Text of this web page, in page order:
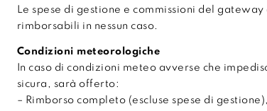
Le spese di gestione e commissioni del
rimborsabili in nessun caso.
Condizioni meteorologiche
In caso di condizioni meteo avverse che
sicura, sarà offerto:
– Rimborso completo (escluse spese di